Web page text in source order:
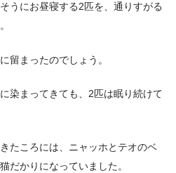
うにお昼寝する2匹を、通りすがる
留まったのでしょう。
染まってきても、2匹は眠り続けて
たころには、ニャッホとテオのベ
だかりになっていました。